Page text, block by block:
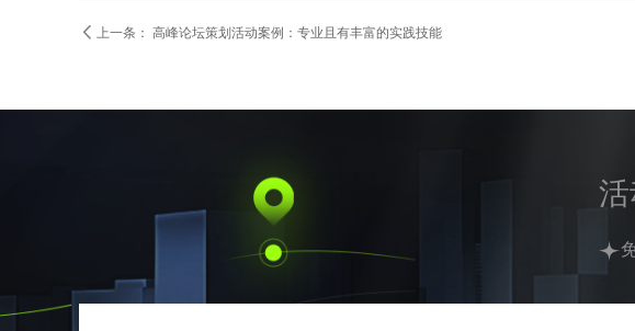
 上一条： 高峰论坛策划活动案例：专业且有丰富的实践技能